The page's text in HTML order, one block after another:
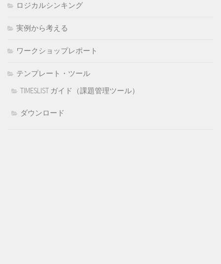
ロジカルシンキング
実例から考える
ワークショップレポート
テンプレート・ツール
TIMESLIST ガイド（課題管理ツール）
ダウンロード